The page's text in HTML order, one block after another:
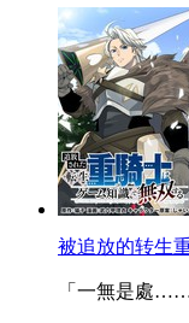
被追放的转生
「一無是處